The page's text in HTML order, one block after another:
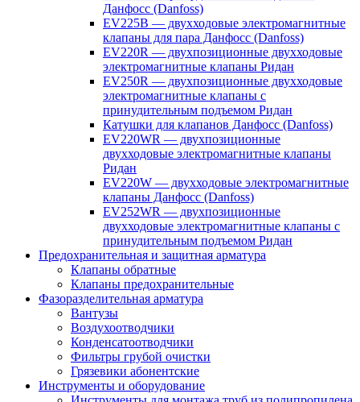
Данфосс (Danfoss)
EV225B — двухходовые электромагнитные
клапаны для пара Данфосс (Danfoss)
EV220R — двухпозиционные двухходовые
электромагнитные клапаны Ридан
EV250R — двухпозиционные двухходовые
электромагнитные клапаны с
принудительным подъемом Ридан
Катушки для клапанов Данфосс (Danfoss)
EV220WR — двухпозиционные
двухходовые электромагнитные клапаны
Ридан
EV220W — двухходовые электромагнитные
клапаны Данфосс (Danfoss)
EV252WR — двухпозиционные
двухходовые электромагнитные клапаны с
принудительным подъемом Ридан
Предохранительная и защитная арматура
Клапаны обратные
Клапаны предохранительные
Фазоразделительная арматура
Вантузы
Воздухоотводчики
Конденсатоотводчики
Фильтры грубой очистки
Грязевики абонентские
Инструменты и оборудование